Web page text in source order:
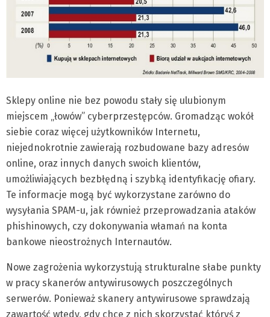
Sklepy online nie bez powodu stały się ulubionym
miejscem „łowów” cyberprzestępców. Gromadząc wokół
siebie coraz więcej użytkowników Internetu,
niejednokrotnie zawierają rozbudowane bazy adresów
online, oraz innych danych swoich klientów,
umożliwiających bezbłędną i szybką identyfikację ofiary.
Te informacje mogą być wykorzystane zarówno do
wysyłania SPAM-u, jak również przeprowadzania ataków
phishinowych, czy dokonywania włamań na konta
bankowe nieostrożnych Internautów.
Nowe zagrożenia wykorzystują strukturalne słabe punkty
w pracy skanerów antywirusowych poszczególnych
serwerów. Ponieważ skanery antywirusowe sprawdzają
zawartość wtedy, gdy chce z nich skorzystać któryś z